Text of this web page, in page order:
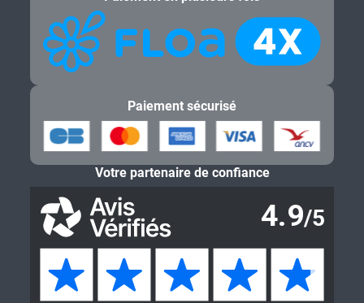
Paiement sécurisé
Votre partenaire de confiance